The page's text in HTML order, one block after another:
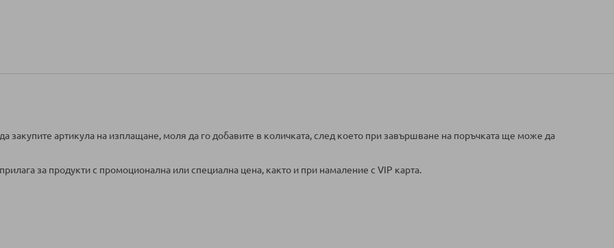
закупите артикула на изплащане, моля да го добавите в количката, след което при завършване на поръчката ще може да
за продукти с промоционална или специална цена, както и при намаление с VIP карта.